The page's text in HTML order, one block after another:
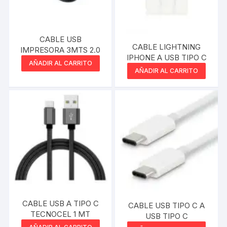
CABLE USB
IMPRESORA 3MTS 2.0
AÑADIR AL CARRITO
CABLE LIGHTNING
IPHONE A USB TIPO C
AÑADIR AL CARRITO
CABLE USB A TIPO C
TECNOCEL 1 MT
CABLE USB TIPO C A
USB TIPO C